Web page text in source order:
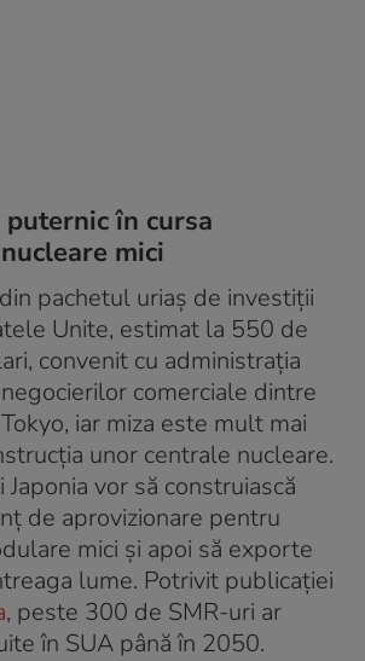
în cursa
mici
pachetul uriaș de investiții
Unite, estimat la 550 de
convenit cu administrația
comerciale dintre
iar miza este mult mai
unor centrale nucleare.
vor să construiască
de aprovizionare pentru
mici și apoi să exporte
lume. Potrivit publicației
, peste 300 de SMR-uri ar
în SUA până în 2050.